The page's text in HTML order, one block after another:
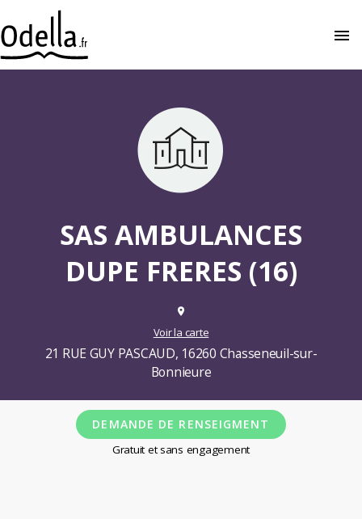
menu
SAS AMBULANCES
DUPE FRERES (16)
place
Voir la carte
21 RUE GUY PASCAUD, 16260 Chasseneuil-sur-
Bonnieure
DEMANDE DE RENSEIGMENT
Gratuit et sans engagement